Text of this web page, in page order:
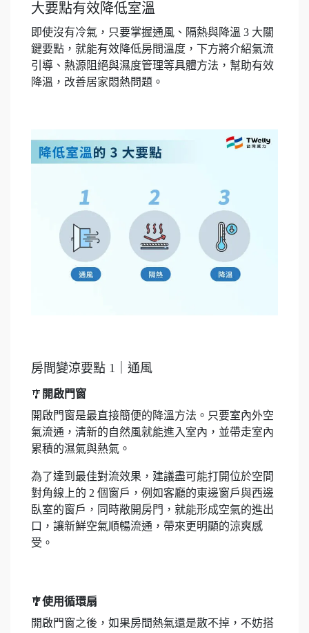
大要點有效降低室溫
即使沒有冷氣，只要掌握通風、隔熱與降溫 3 大關
鍵要點，就能有效降低房間溫度，下方將介紹氣流
引導、熱源阻絕與濕度管理等具體方法，幫助有效
降溫，改善居家悶熱問題。
房間變涼要點 1｜通風
🎐 開啟門窗
開啟門窗是最直接簡便的降溫方法。只要室內外空
氣流通，清新的自然風就能進入室內，並帶走室內
累積的濕氣與熱氣。
為了達到最佳對流效果，建議盡可能打開位於空間
對角線上的 2 個窗戶，例如客廳的東邊窗戶與西邊
臥室的窗戶，同時敞開房門，就能形成空氣的進出
口，讓新鮮空氣順暢流通，帶來更明顯的涼爽感
受。
🎐使用循環扇
開啟門窗之後，如果房間熱氣還是散不掉，不妨搭